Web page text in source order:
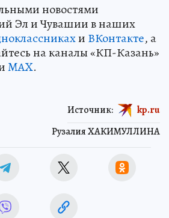
новостями
Эл и Чувашии в наших
и ВКонтакте, а
на каналы «КП-Казань»
MAX.
Рузалия ХАКИМУЛЛИНА
Источник: kp.ru